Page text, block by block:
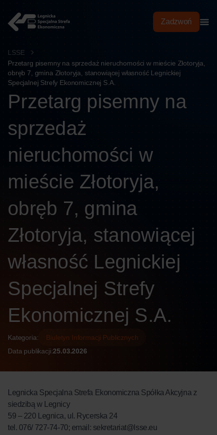
treści
Zadzwoń
LSSE
Przetarg pisemny na sprzedaż nieruchomości w mieście Złotoryja,
obręb 7, gmina Złotoryja, stanowiącej własność Legnickiej
Specjalnej Strefy Ekonomicznej S.A.
Przetarg pisemny na
sprzedaż
nieruchomości w
mieście Złotoryja,
obręb 7, gmina
Złotoryja, stanowiącej
własność Legnickiej
Specjalnej Strefy
Ekonomicznej S.A.
Kategoria:
Biuletyn Informacji Publicznych
Data publikacji:25.03.2026
Legnicka Specjalna Strefa Ekonomiczna Spółka Akcyjna z
siedzibą w Legnicy
59 – 220 Legnica, ul. Rycerska 24
tel. 076/ 727-74-70; email: sekretariat@lsse.eu